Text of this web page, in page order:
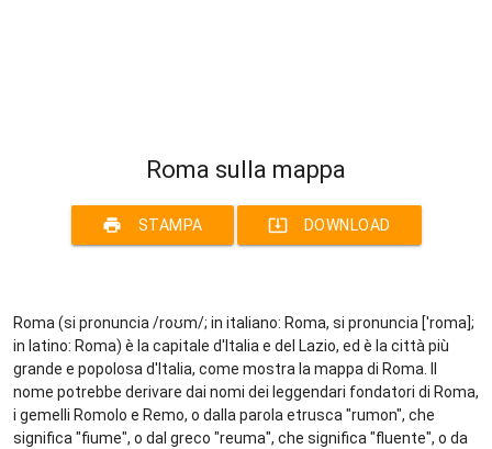
Roma sulla mappa
print STAMPA system_update_alt DOWNLOAD
Roma (si pronuncia /roʊm/; in italiano: Roma, si pronuncia [ˈroma];
in latino: Roma) è la capitale d'Italia e del Lazio, ed è la città più
grande e popolosa d'Italia, come mostra la mappa di Roma. Il
nome potrebbe derivare dai nomi dei leggendari fondatori di Roma,
i gemelli Romolo e Remo, o dalla parola etrusca "rumon", che
significa "fiume", o dal greco "reuma", che significa "fluente", o da